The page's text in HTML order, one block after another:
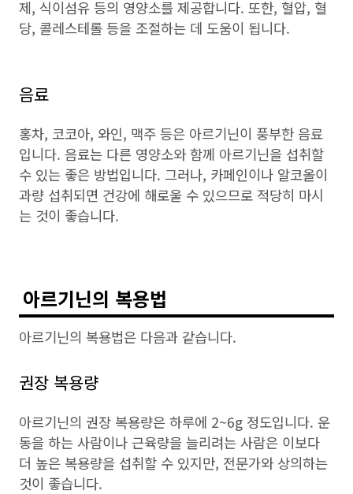
제, 식이섬유 등의 영양소를 제공합니다. 또한, 혈압, 혈
당, 콜레스테롤 등을 조절하는 데 도움이 됩니다.
음료
홍차, 코코아, 와인, 맥주 등은 아르기닌이 풍부한 음료
입니다. 음료는 다른 영양소와 함께 아르기닌을 섭취할
수 있는 좋은 방법입니다. 그러나, 카페인이나 알코올이
과량 섭취되면 건강에 해로울 수 있으므로 적당히 마시
는 것이 좋습니다.
아르기닌의 복용법
아르기닌의 복용법은 다음과 같습니다.
권장 복용량
아르기닌의 권장 복용량은 하루에 2~6g 정도입니다. 운
동을 하는 사람이나 근육량을 늘리려는 사람은 이보다
더 높은 복용량을 섭취할 수 있지만, 전문가와 상의하는
것이 좋습니다.